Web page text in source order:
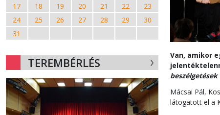
17
18 19 20 21 22
23
24
25 26 27 28 29
30
31
TEREMBÉRLÉS
Van, amikor
beszélgetések
Mácsai Pál,
látogatott el a